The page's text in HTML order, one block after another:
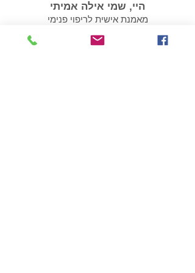
היי, שמי אילה אמיתי
מאמנת אישית לריפוי פנימי